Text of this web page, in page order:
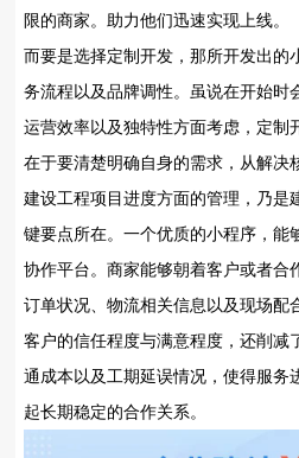
限的商家。助力他们迅速实现上线。
而要是选择定制开发，那所开发出的
务流程以及品牌调性。虽说在开始时
运营效率以及独特性方面考虑，定制
在于要清楚明确自身的需求，从解决
建设工程项目进度方面的管理，乃是
键要点所在。一个优质的小程序，能
协作平台。商家能够朝着客户或者合
订单状况、物流相关信息以及现场配
客户的信任程度与满意程度，还削减
通成本以及工期延误情况，使得服务
起长期稳定的合作关系。